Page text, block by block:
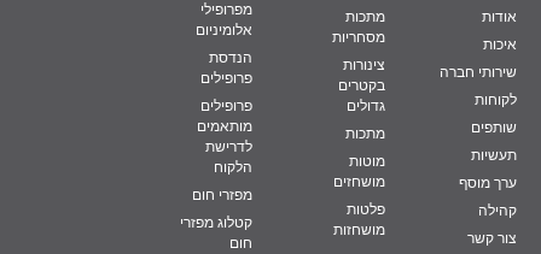
אודות
איכות
שירותי חברה
לקוחות
שותפים
תעשיות
ערך מוסף
קהילה
צור קשר
מתכות
מסחריות
צינורות
בקטרים
גדולים
מתכות
מוטות
מושחזים
פלטות
מושחזות
מפרופילי
אלומיניום
הנדסת
פרופילים
פרופילים
מותאמים
לדרישת
הלקוח
מפזרי חום
קטלוג מפזרי
חום